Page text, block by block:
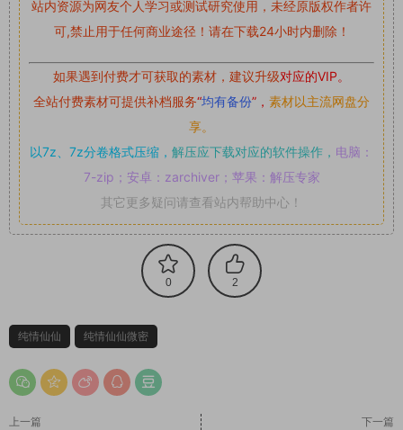
站内资源为网友个人学习或测试研究使用，未经原版权作者许
可,禁止用于任何商业途径！请在下载24小时内删除！
如果遇到付费才可获取的素材，建议升级对应的VIP。
全站付费素材可提供补档服务“均有备份”， 素材以主流网盘分
享。
以7z、7z分卷格式压缩， 解压应下载对应的软件操作， 电脑：
7-zip；安卓：zarchiver；苹果：解压专家
其它更多疑问请查看站内帮助中心！
0 2
纯情仙仙 纯情仙仙微密
上一篇 下一篇